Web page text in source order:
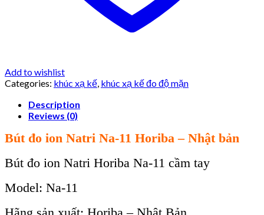
Add to wishlist
Categories: khúc xạ kế, khúc xạ kế đo độ mặn
Description
Reviews (0)
Bút đo ion Natri Na-11 Horiba – Nhật bản
Bút đo ion Natri Horiba Na-11 cầm tay
Model: Na-11